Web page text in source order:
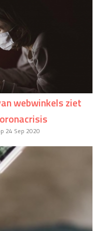
webwinkels ziet
24 Sep 2020